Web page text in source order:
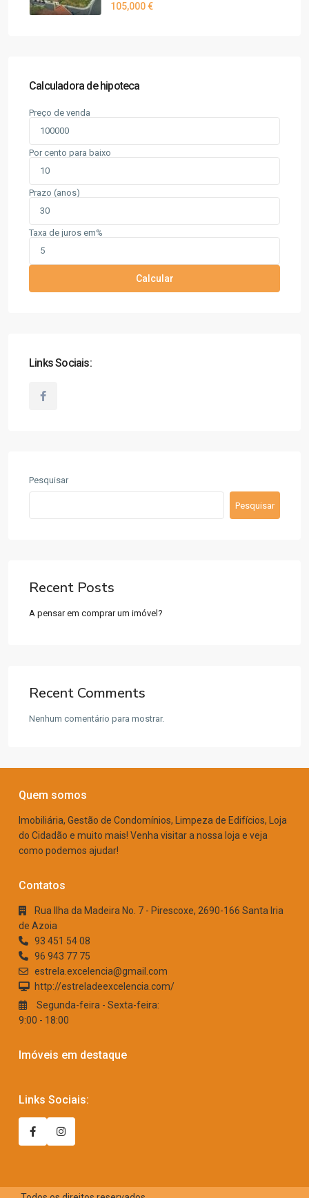
105,000 €
Calculadora de hipoteca
Preço de venda
Por cento para baixo
Prazo (anos)
Taxa de juros em%
Calcular
Links Sociais:
Pesquisar
Pesquisar
Recent Posts
A pensar em comprar um imóvel?
Recent Comments
Nenhum comentário para mostrar.
Quem somos
Imobiliária, Gestão de Condomínios, Limpeza de Edifícios, Loja
do Cidadão e muito mais! Venha visitar a nossa loja e veja
como podemos ajudar!
Contatos
Rua Ilha da Madeira No. 7 - Pirescoxe, 2690-166 Santa Iria
de Azoia
93 451 54 08
96 943 77 75
estrela.excelencia@gmail.com
http://estreladeexcelencia.com/
Segunda-feira - Sexta-feira:
9:00 - 18:00
Imóveis em destaque
Links Sociais: